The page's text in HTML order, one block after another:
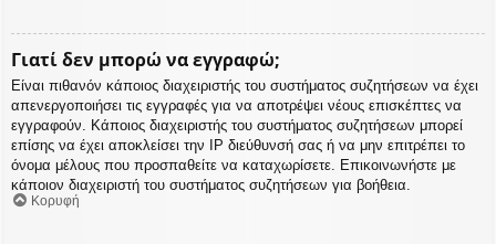
Γιατί δεν μπορώ να εγγραφώ;
Είναι πιθανόν κάποιος διαχειριστής του συστήματος συζητήσεων να έχει
απενεργοποιήσει τις εγγραφές για να αποτρέψει νέους επισκέπτες να
εγγραφούν. Κάποιος διαχειριστής του συστήματος συζητήσεων μπορεί
επίσης να έχει αποκλείσει την IP διεύθυνσή σας ή να μην επιτρέπει το
όνομα μέλους που προσπαθείτε να καταχωρίσετε. Επικοινωνήστε με
κάποιον διαχειριστή του συστήματος συζητήσεων για βοήθεια.
Κορυφή